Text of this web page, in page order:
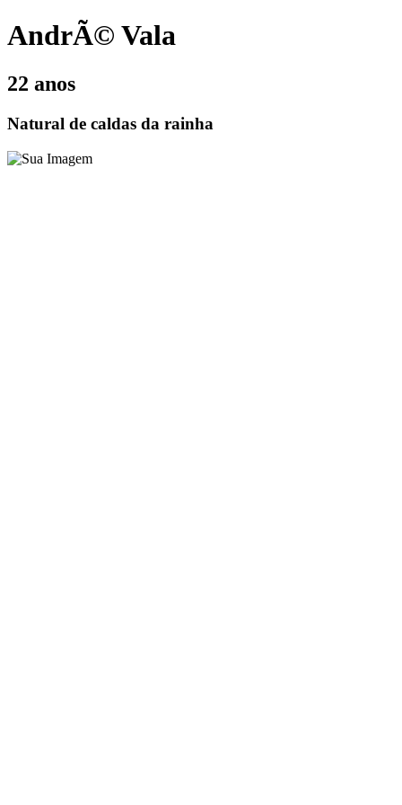
AndrÃ© Vala
22 anos
Natural de caldas da rainha